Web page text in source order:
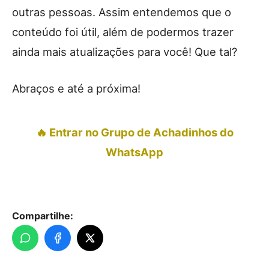
outras pessoas. Assim entendemos que o
conteúdo foi útil, além de podermos trazer
ainda mais atualizações para você! Que tal?
Abraços e até a próxima!
🔥 Entrar no Grupo de Achadinhos do
WhatsApp
Compartilhe: